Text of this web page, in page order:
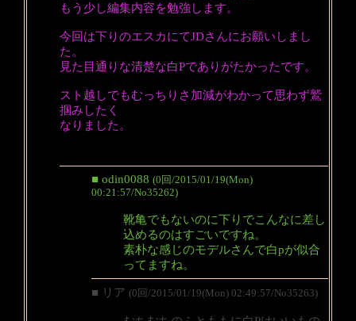
もう少し編集内容を勉強します。
今回は下りのエスカにてJDさんにお願いしまし
た。
見た目通りな清楚な白Pでありがたかったです。
スト越しでもむっちりさ加減がわかって思わず鷲
掴みしたく
なりました。
■ odin0088 (0回/2015/01/19(Mon)
00:21:57/No35262)
靴亀でもないのに下りでこんなに差し
込めるのはすごいですね。
素朴な感じのモデルさんで白pが似合
ってますね。
■ リア (0回/2015/01/19(Mon) 02:49:57/No35263)